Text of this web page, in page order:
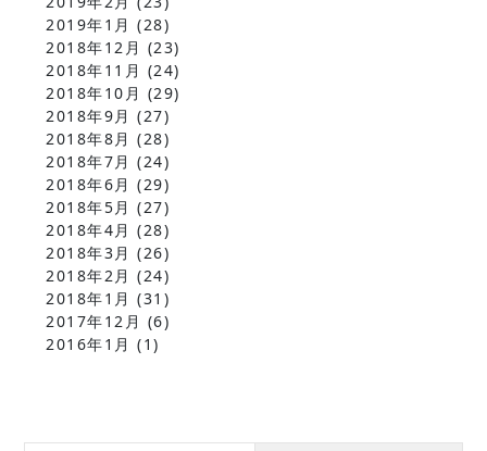
2019年1月 (28)
2018年12月 (23)
2018年11月 (24)
2018年10月 (29)
2018年9月 (27)
2018年8月 (28)
2018年7月 (24)
2018年6月 (29)
2018年5月 (27)
2018年4月 (28)
2018年3月 (26)
2018年2月 (24)
2018年1月 (31)
2017年12月 (6)
2016年1月 (1)